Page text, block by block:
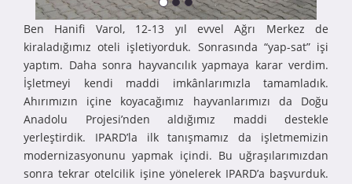
Ben Hanifi Varol, 12-13 yıl evvel Ağrı Merkez de
kiraladığımız oteli işletiyorduk. Sonrasında “yap-sat” işi
yaptım. Daha sonra hayvancılık yapmaya karar verdim.
İşletmeyi kendi maddi imkânlarımızla tamamladık.
Ahırımızın içine koyacağımız hayvanlarımızı da Doğu
Anadolu Projesi’nden aldığımız maddi destekle
yerleştirdik. IPARD’la ilk tanışmamız da işletmemizin
modernizasyonunu yapmak içindi. Bu uğraşılarımızdan
sonra tekrar otelcilik işine yönelerek IPARD’a başvurduk.